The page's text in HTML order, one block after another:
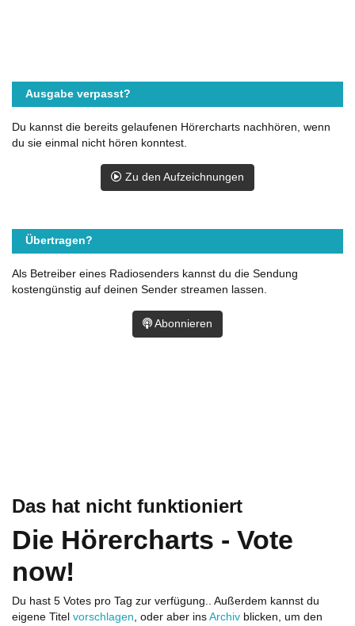
Das hat nicht funktioniert
Die Hörercharts - Vote
now!
Du hast 5 Votes pro Tag zur verfügung.. Außerdem kannst du
eigene Titel vorschlagen, oder aber ins Archiv blicken, um den
Ausgabe verpasst?
Du kannst die bereits gelaufenen Hörercharts nachhören, wenn
du sie einmal nicht hören konntest.
Zu den Aufzeichnungen
Übertragen?
Als Betreiber eines Radiosenders kannst du die Sendung
kostengünstig auf deinen Sender streamen lassen.
Abonnieren